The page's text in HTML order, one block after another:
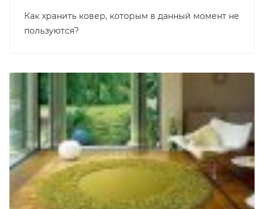
Как хранить ковер, которым в данный момент не
пользуются?